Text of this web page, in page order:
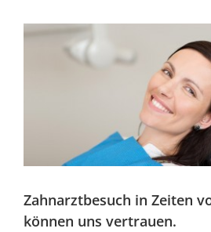
Zeige
grösseres
Zahnarztbesuch in Zeiten
können uns vertrauen.